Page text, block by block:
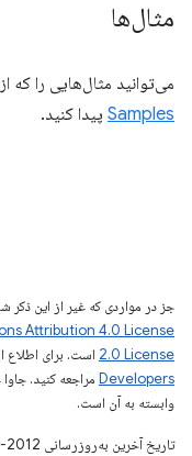
مثال‌ها
می‌توانید مثال‌هایی را که از APIهای DevTools استفاده می‌کنند، در
Samples پیدا کنید.
جز در مواردی که غیر از این
Attribution 4.0 License
2.0 License است. برای اطلاع
Developers‏
وابسته به آن است.
تاریخ آخرین به‌روزرسانی 2012-09-17 به‌وقت ساعت هماهنگ جهانی.